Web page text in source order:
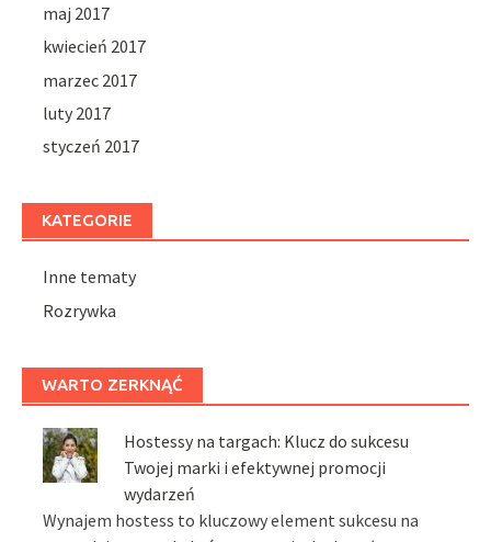
maj 2017
kwiecień 2017
marzec 2017
luty 2017
styczeń 2017
KATEGORIE
Inne tematy
Rozrywka
WARTO ZERKNĄĆ
Hostessy na targach: Klucz do sukcesu
Twojej marki i efektywnej promocji
wydarzeń
Wynajem hostess to kluczowy element sukcesu na